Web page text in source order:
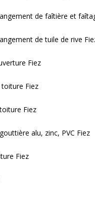
de faîtière et
de tuile de rive
Fiez
Fiez
Fiez
alu, zinc, PVC Fiez
Fiez